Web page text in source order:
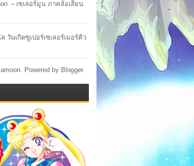
～เซเลอร์มูน ภาคล้อเลียน
วันเกิดซูเปอร์เซเลอร์เมอร์คิว
Powered by Blogger.